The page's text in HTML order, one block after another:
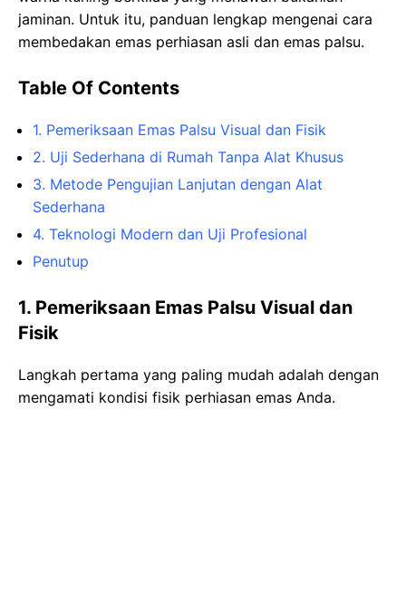
jaminan. Untuk itu, panduan lengkap mengenai cara
membedakan emas perhiasan asli dan emas palsu.
Table Of Contents
1. Pemeriksaan Emas Palsu Visual dan Fisik
2. Uji Sederhana di Rumah Tanpa Alat Khusus
3. Metode Pengujian Lanjutan dengan Alat
Sederhana
4. Teknologi Modern dan Uji Profesional
Penutup
1. Pemeriksaan Emas Palsu Visual dan
Fisik
Langkah pertama yang paling mudah adalah dengan
mengamati kondisi fisik perhiasan emas Anda.